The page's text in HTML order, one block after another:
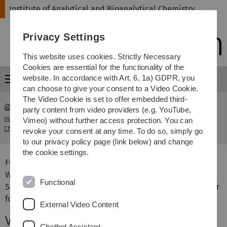
Skip
Skip
Skip
Skip
Institute of Analytical and Bioanalytical Chemistry
Menu
Institute of Analytical and Bioanalytical
Chemistry
...
II.
Bioanalytik
Für Studierende des Studiengangs Bachelor Chemie,
Wirtschaftschemie und Biochemie, die sich im
Sommersemester im 6. Fachsemester befinden, bieten wir
folgende Veranstaltungen an:
Vorlesung und Seminar
Privacy Settings
This website uses cookies. Strictly Necessary
Cookies are essential for the functionality of the
website. In accordance with Art. 6, 1a) GDPR, you
can choose to give your consent to a Video Cookie.
The Video Cookie is set to offer embedded third-
party content from video providers (e.g. YouTube,
Vimeo) without further access protection. You can
revoke your consent at any time. To do so, simply go
to our privacy policy page (link below) and change
the cookie settings.
Functional
External Video Content